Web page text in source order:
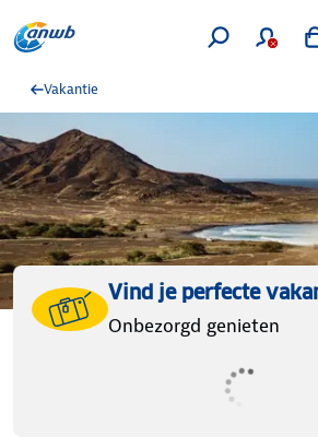
Vakantie
Vind je perfecte
Onbezorgd genieten